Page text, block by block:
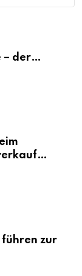
– der
führen zur